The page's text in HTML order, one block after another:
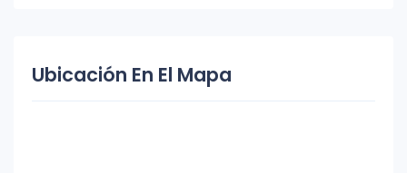
Ubicación En El Mapa